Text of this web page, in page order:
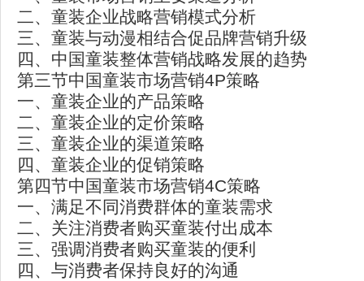
二、童装企业战略营销模式分析
三、童装与动漫相结合促品牌营销升级
四、中国童装整体营销战略发展的趋势
第三节中国童装市场营销4P策略
一、童装企业的产品策略
二、童装企业的定价策略
三、童装企业的渠道策略
四、童装企业的促销策略
第四节中国童装市场营销4C策略
一、满足不同消费群体的童装需求
二、关注消费者购买童装付出成本
三、强调消费者购买童装的便利
四、与消费者保持良好的沟通